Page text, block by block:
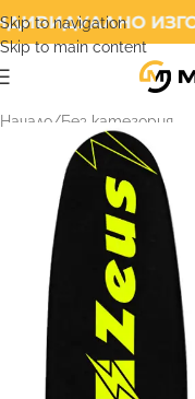
Skip to navigation
Skip to main content
Начало/Без категория